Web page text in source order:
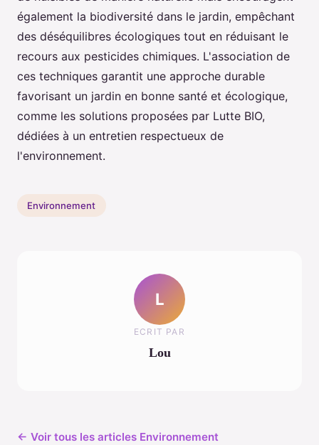
également la biodiversité dans le jardin, empêchant
des déséquilibres écologiques tout en réduisant le
recours aux pesticides chimiques. L'association de
ces techniques garantit une approche durable
favorisant un jardin en bonne santé et écologique,
comme les solutions proposées par Lutte BIO,
dédiées à un entretien respectueux de
l'environnement.
Environnement
L
ECRIT PAR
Lou
← Voir tous les articles Environnement